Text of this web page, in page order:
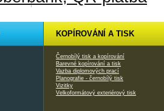
KOPÍROVÁNÍ A TISK
Černobílý tisk a kopírování
Barevné kopírování a tisk
Vazba diplomových prací
Planografie - černobílý tisk
Vizitky
Velkoformátový exteriérový tisk